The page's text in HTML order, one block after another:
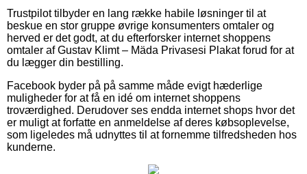
Trustpilot tilbyder en lang række habile løsninger til at
beskue en stor gruppe øvrige konsumenters omtaler og
herved er det godt, at du efterforsker internet shoppens
omtaler af Gustav Klimt – Mäda Privasesi Plakat forud for at
du lægger din bestilling.
Facebook byder på på samme måde evigt hæderlige
muligheder for at få en idé om internet shoppens
troværdighed. Derudover ses endda internet shops hvor det
er muligt at forfatte en anmeldelse af deres købsoplevelse,
som ligeledes må udnyttes til at fornemme tilfredsheden hos
kunderne.